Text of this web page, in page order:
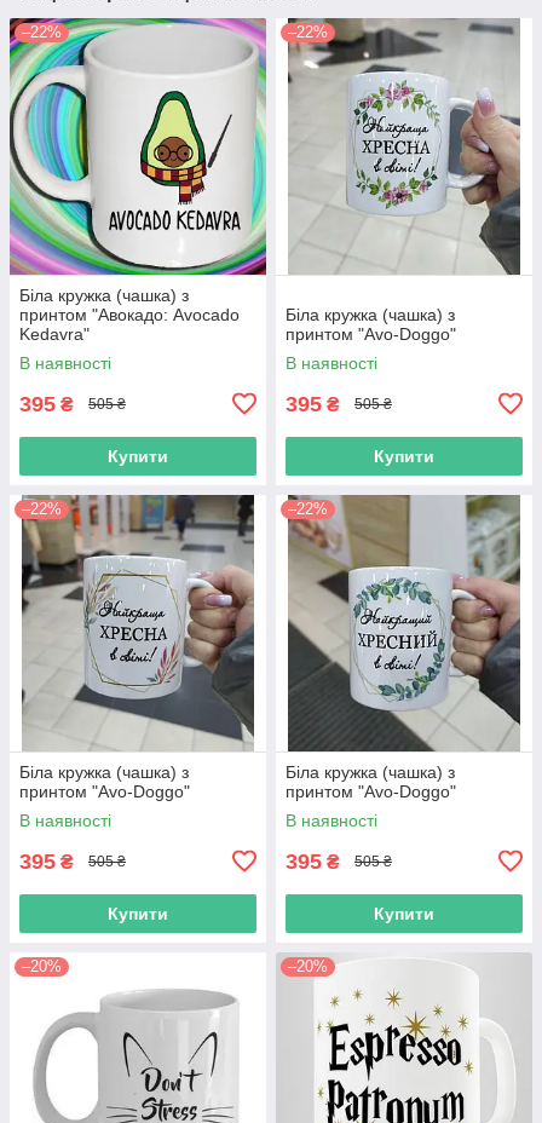
–22%
Біла кружка (чашка) з
принтом "Авокадо: Avocado
Kedavra"
В наявності
395 ₴ 505 ₴
Купити
–22%
Біла кружка (чашка) з
принтом "Avo-Doggo"
В наявності
395 ₴ 505 ₴
Купити
–22%
Біла кружка (чашка) з
принтом "Avo-Doggo"
В наявності
395 ₴ 505 ₴
Купити
–22%
Біла кружка (чашка) з
принтом "Avo-Doggo"
В наявності
395 ₴ 505 ₴
Купити
–20% –20%